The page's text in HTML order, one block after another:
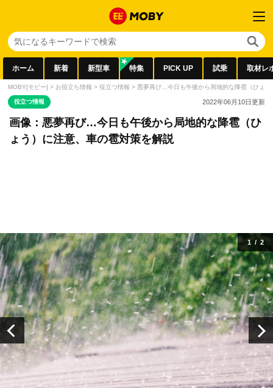
ホーム 新着 新型車 特集 PICK UP 試乗 取材レ
MOBY[モビー] > お役立ち情報 > 役立つ情報 > 悪夢再び…今日も午後から局地的な降雹（ひょ
役立つ情報 2022年06月10日更新
画像：悪夢再び…今日も午後から局地的な降雹（ひ
ょう）に注意、車の雹対策を解説
1/ 2